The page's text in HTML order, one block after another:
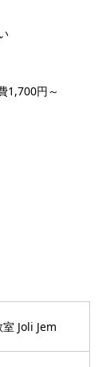
1,700円～
Joli Jem